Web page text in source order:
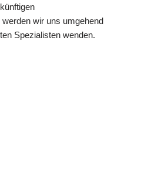
wir uns umgehend
Spezialisten wenden.